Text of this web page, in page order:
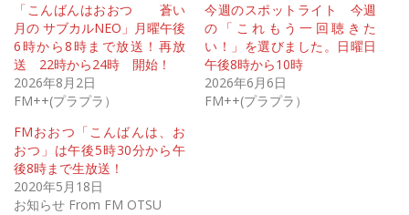
「こんばんはおおつ 蒼い
月の サブカルNEO」月曜午後
6時から8時まで放送！再放
送 22時から24時 開始！
2026年8月2日
FM++(プラプラ）
今週のスポットライト 今週
の「これもう一回聴きた
い！」を選びました。日曜日
午後8時から10時
2026年6月6日
FM++(プラプラ）
FMおおつ「こんばんは、お
おつ」は午後5時30分から午
後8時まで生放送！
2020年5月18日
お知らせ From FM OTSU